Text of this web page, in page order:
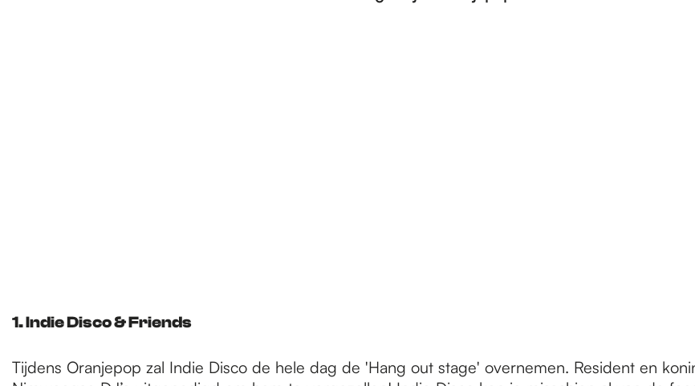
1. Indie Disco & Friends
Tijdens Oranjepop zal Indie Disco de hele dag de 'Hang out stage' overnemen. Resident en